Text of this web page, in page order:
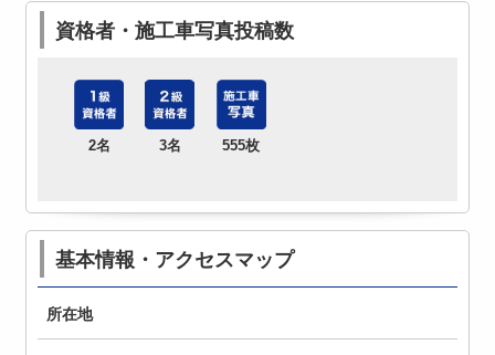
資格者・施工車写真投稿数
2名 3名 555枚
基本情報・アクセスマップ
所在地